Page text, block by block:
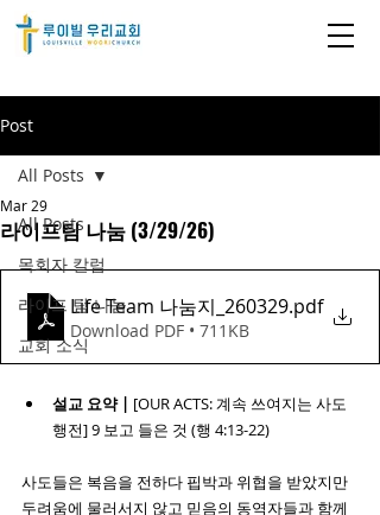
Post
All Posts
목회자 칼럼
라이프 팀 나눔
교회 소식
All Posts
라이프팀 나눔 (3/29/26)
Mar 29
Life Team 나눔지_260329.pdf
Download PDF • 711KB
설교 요약 | [OUR ACTS: 계속 쓰여지는 사도
행전] 9 보고 들은 것 (행 4:13-22)
사도들은 복음을 전하다 핍박과 위협을 받았지만
두려움에 물러서지 않고 믿음의 동역자들과 함께